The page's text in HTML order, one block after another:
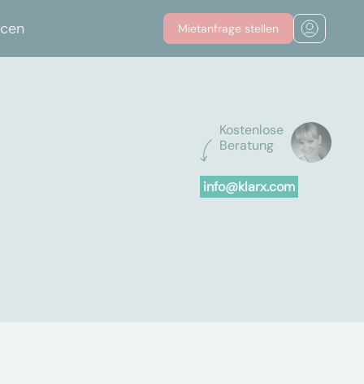
Mietanfrage stellen
Kostenlose
Beratung
info@klarx.com